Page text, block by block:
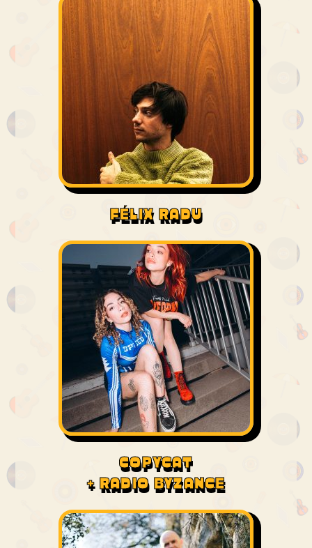
FÉLIX RADU
COPYCAT
+ RADIO BYZANCE